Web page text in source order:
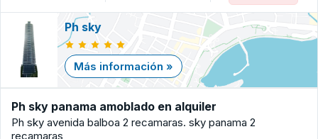
Ph sky
Más información »
Ph sky panama amoblado en alquiler
Ph sky avenida balboa 2 recamaras. sky panama 2
recamaras